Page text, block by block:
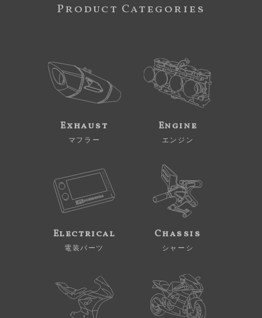
Product Categories
Exhaust
マフラー
Engine
エンジン
Electrical
電装パーツ
Chassis
シャーシ